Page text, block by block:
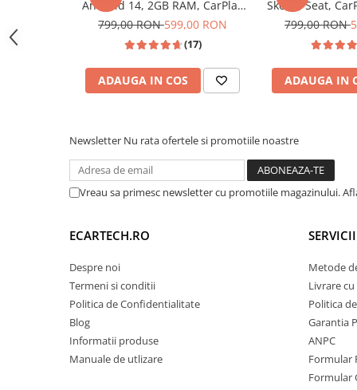
Invertoare auto
Lumini Ambientale
Cabluri Audio
Aspirator
Camera Endoscop
Huse volan
Chei si truse chei
Accesorii compresoare
Unitatea este echipată hardware cu un
a căldurii degajate de placa de bază, garantând
procesorului Quad-Core, chiar și în zilele toride
intensă (navigație + muzică simultan).
🖥️ Interfață Intuitivă
Android 14, 2GB RAM, CarPlay
si Anroid Auto, Mirror Link, Wi-
10.1 Inch
799,00 RON599,00 RON
(17)
ADAUGA IN COS
Skoda, Seat,
Auto, ecran
Polo,
799,00 RON
ADAUGA IN
Newsletter Nu rata ofertele si promotiile noastre
Vreau sa primesc newsletter cu promotiile magazinului.
ECARTECH.RO
Despre noi
Termeni si conditii
Politica de Confidentialitate
Blog
Informatii produse
Manuale de utlizare
Metode
Livrare
Politica
Garantia
ANPC
Formular
Formular